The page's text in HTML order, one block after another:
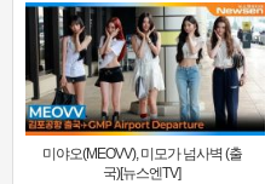
미야오(MEOVV), 미모가 넘사벽 (출
국)[뉴스엔TV]